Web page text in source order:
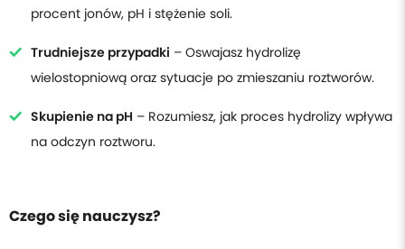
procent jonów, pH i stężenie soli.
Trudniejsze przypadki – Oswajasz hydrolizę
wielostopniową oraz sytuacje po zmieszaniu roztworów.
Skupienie na pH – Rozumiesz, jak proces hydrolizy wpływa
na odczyn roztworu.
Czego się nauczysz?